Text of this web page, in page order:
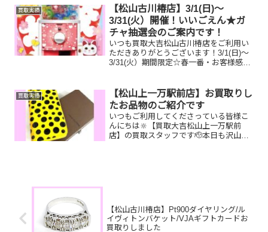
ックレストップ／クオカード／GUCCIハ
ンドバッグしまい...
買取実績
【松山古川椿店】3/1(日)～
3/31(火）開催！いいごえん★ガ
チャ抽選会のご案内です！
いつも買取大吉松山古川椿店をご利用い
ただきありがとうございます！3/1(日)～
3/31(火）期間限定☆春一番・お客様感謝
11,500円以上ご成約のお客様限定でご参
加いただけ...
買取実績
【松山上一万駅前店】お買取りし
たお品物のご紹介です
いつもご利用してくださっている皆様こ
んにちは🔆【買取大吉松山上一万駅前
店】の買取スタッフです🫡本日も沢山の
【松山古川椿店】Pt900ダイヤリング/ル
イヴィトンバケット/VJAギフトカードお
買取りしました